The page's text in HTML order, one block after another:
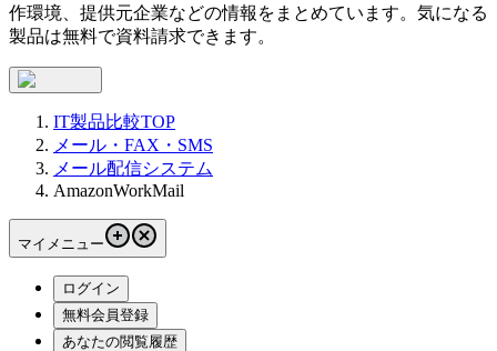
作環境、提供元企業などの情報をまとめています。気になる
製品は無料で資料請求できます。
IT製品比較TOP
メール・FAX・SMS
メール配信システム
AmazonWorkMail
マイメニュー
ログイン
無料会員登録
あなたの閲覧履歴